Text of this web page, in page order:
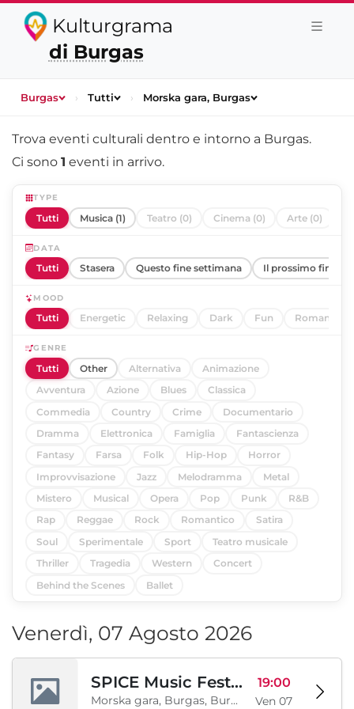
Kulturgrama
di Burgas
Burgas › Tutti › Morska gara, Burgas
Trova eventi culturali dentro e intorno a Burgas.
Ci sono 1 eventi in arrivo.
TYPE
Tutti Musica (1) Teatro (0) Cinema (0) Arte (0)
DATA
Tutti Stasera Questo fine settimana Il prossimo fine
MOOD
Tutti Energetic Relaxing Dark Fun Romantic
GENRE
Tutti Other Alternativa
Animazione
Avventura
Azione Blues
Classica
Commedia
Country Crime
Documentario
Dramma
Elettronica Famiglia
Fantascienza
Fantasy
Farsa Folk Hip-Hop
Horror
Improvvisazione
Jazz Melodramma
Metal
Mistero
Musical Opera Pop Punk
R&B
Rap
Reggae Rock Romantico
Satira
Soul
Sperimentale Sport
Teatro musicale
Thriller
Tragedia Western
Concert
Behind the Scenes
Ballet
Venerdì, 07 Agosto 2026
SPICE Music Festival 2026
Morska gara, Burgas, Burgas, BG
19:00
Ven 07